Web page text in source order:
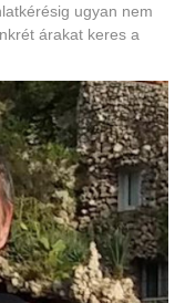
ugyan nem
árakat keres a